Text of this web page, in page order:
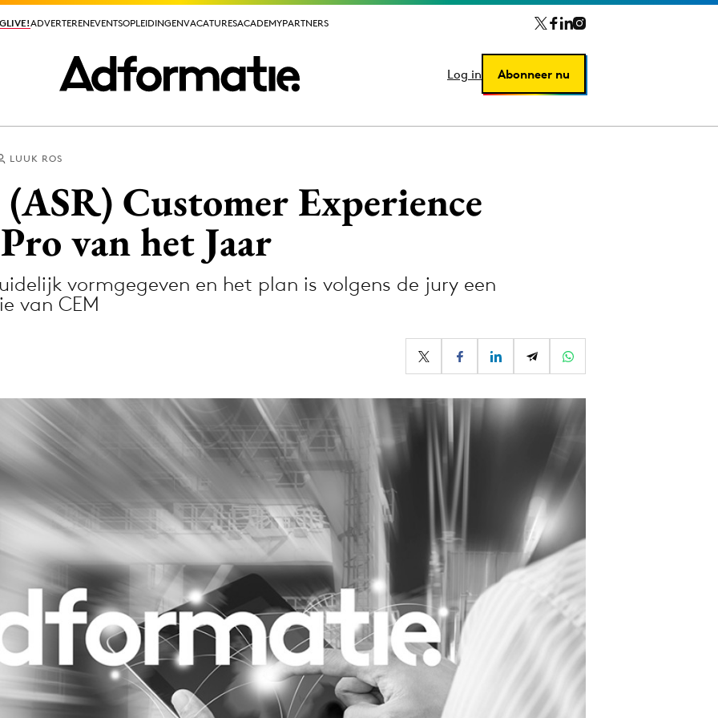
ADVERTERENEVENTSOPLEIDINGENVACATURESACADEMYPARTNERS
Log in Abonneer nu
ADVERTERENEVENTSOPLEIDINGENVACATURESACADEMYPARTNERS
Log in Abonneer nu
Media
Reputatie & crisis
LUUK ROS
Customer Experience
van het Jaar
vormgegeven en het plan is volgens de jury een
van CEM